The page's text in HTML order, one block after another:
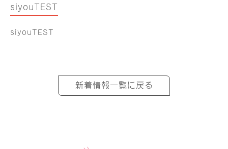
siyouTEST
siyouTEST
新着情報一覧に戻る